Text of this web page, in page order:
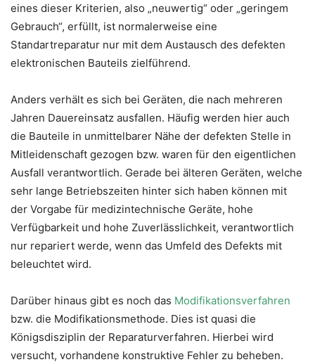
eines dieser Kriterien, also „neuwertig“ oder „geringem
Gebrauch“, erfüllt, ist normalerweise eine
Standartreparatur nur mit dem Austausch des defekten
elektronischen Bauteils zielführend.
Anders verhält es sich bei Geräten, die nach mehreren
Jahren Dauereinsatz ausfallen. Häufig werden hier auch
die Bauteile in unmittelbarer Nähe der defekten Stelle in
Mitleidenschaft gezogen bzw. waren für den eigentlichen
Ausfall verantwortlich. Gerade bei älteren Geräten, welche
sehr lange Betriebszeiten hinter sich haben können mit
der Vorgabe für medizintechnische Geräte, hohe
Verfügbarkeit und hohe Zuverlässlichkeit, verantwortlich
nur repariert werde, wenn das Umfeld des Defekts mit
beleuchtet wird.
Darüber hinaus gibt es noch das Modifikationsverfahren
bzw. die Modifikationsmethode. Dies ist quasi die
Königsdisziplin der Reparaturverfahren. Hierbei wird
versucht, vorhandene konstruktive Fehler zu beheben.